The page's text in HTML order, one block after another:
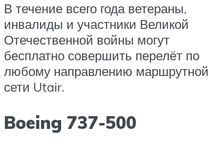
В течение всего года ветераны,
инвалиды и участники Великой
Отечественной войны могут
бесплатно совершить перелёт по
любому направлению маршрутной
сети Utair.
Boeing 737-500